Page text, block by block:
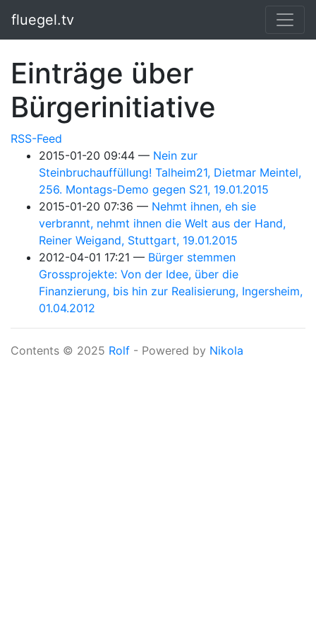
fluegel.tv
Einträge über
Bürgerinitiative
RSS-Feed
2015-01-20 09:44
Nein zur
Steinbruchauffüllung! Talheim21, Dietmar Meintel,
256. Montags-Demo gegen S21, 19.01.2015
2015-01-20 07:36
Nehmt ihnen, eh sie
verbrannt, nehmt ihnen die Welt aus der Hand,
Reiner Weigand, Stuttgart, 19.01.2015
2012-04-01 17:21
Bürger stemmen
Grossprojekte: Von der Idee, über die
Finanzierung, bis hin zur Realisierung, Ingersheim,
01.04.2012
Contents © 2025 Rolf - Powered by Nikola